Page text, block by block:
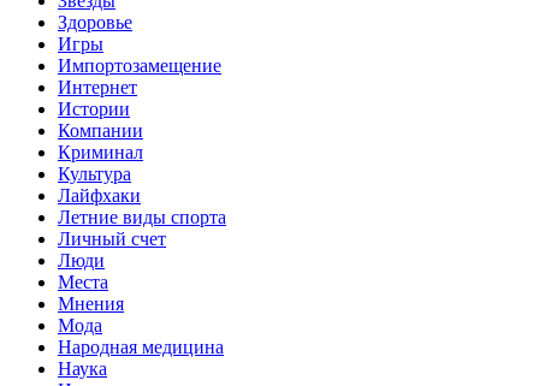
Здоровье
Игры
Импортозамещение
Интернет
Истории
Компании
Криминал
Культура
Лайфхаки
Летние виды спорта
Личный счет
Люди
Места
Мнения
Мода
Народная медицина
Наука